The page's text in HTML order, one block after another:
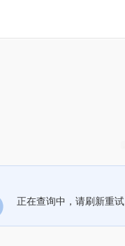
正在查询中，请刷新重试